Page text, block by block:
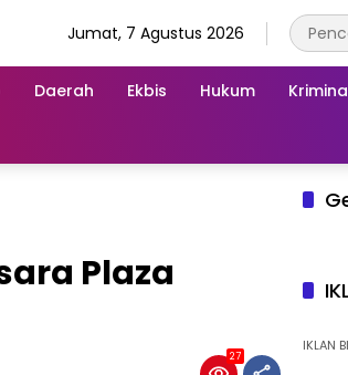
Jumat, 7 Agustus 2026
Daerah Ekbis Hukum
Plaza
27
IKLAN BI